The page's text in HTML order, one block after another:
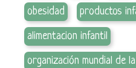
obesidad productos
alimentacion infantil
organización mundial de